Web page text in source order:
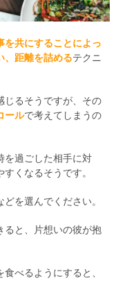
を共にすることによっ
、距離を詰めるテクニ
じるそうですが、その
ールで考えてしまうの
を過ごした相手に対
くなるそうです。
を選んでください。
ると、片想いの彼が抱
べるようにすると、